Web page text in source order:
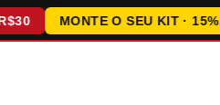
MONTE O SEU KIT · 15% OFF